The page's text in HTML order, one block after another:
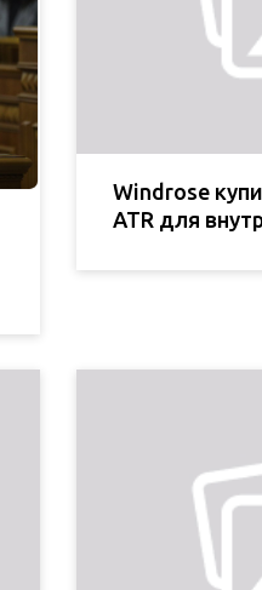
Windrose
ATR для